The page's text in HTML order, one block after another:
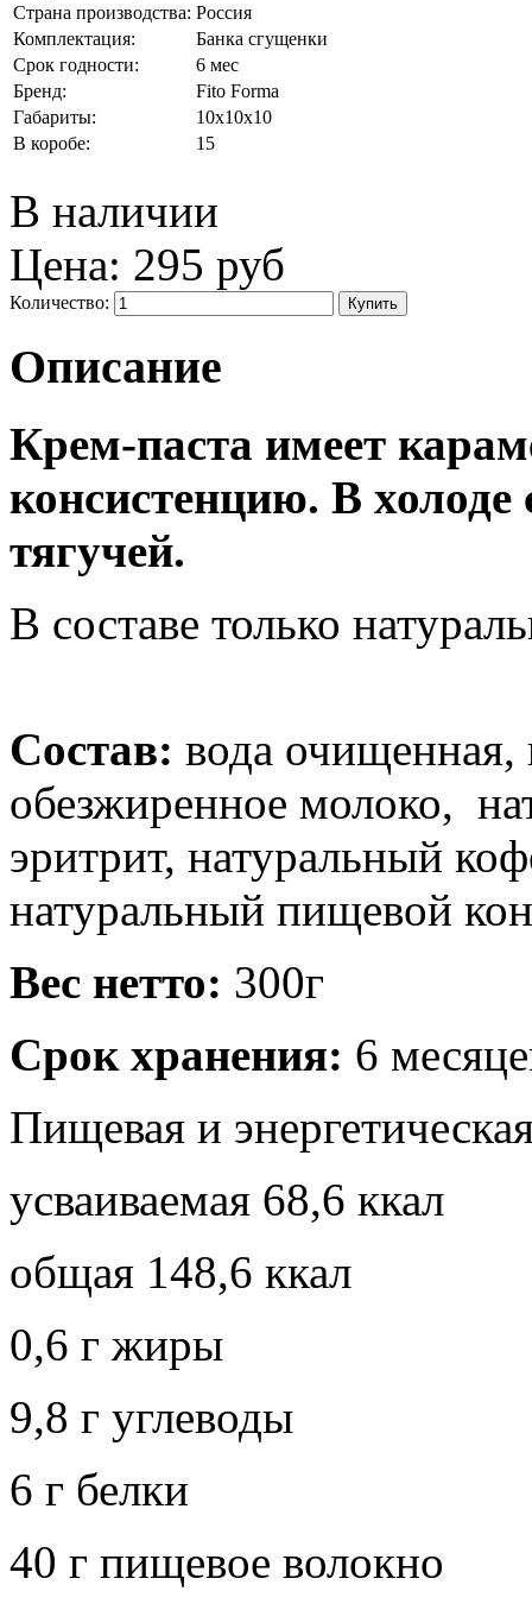
Страна производства: Россия
Комплектация:
Банка сгущенки
Срок годности:
6 мес
Бренд:
Fito Forma
Габариты:
10x10x10
В коробе:
15
В наличии
Цена: 295 руб
Количество:
Описание
Крем-паста имеет
консистенцию. В холоде
тягучей.
В составе только
Состав: вода очищенная,
обезжиренное молоко,
эритрит, натуральный
натуральный пищевой
Вес нетто: 300г
Срок хранения: 6
Пищевая и
усваиваемая 68,6 ккал
общая 148,6 ккал
0,6 г жиры
9,8 г углеводы
6 г белки
40 г пищевое волокно